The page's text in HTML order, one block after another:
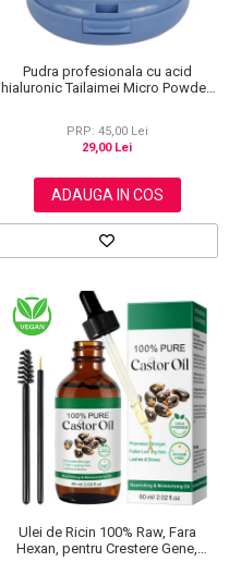
Pudra profesionala cu acid
hialuronic Tailaimei Micro Powder,
PRP: 45,00 Lei
29,00 Lei
ADAUGA IN COS
Ulei de Ricin 100% Raw, Fara
Hexan, pentru Crestere Gene,